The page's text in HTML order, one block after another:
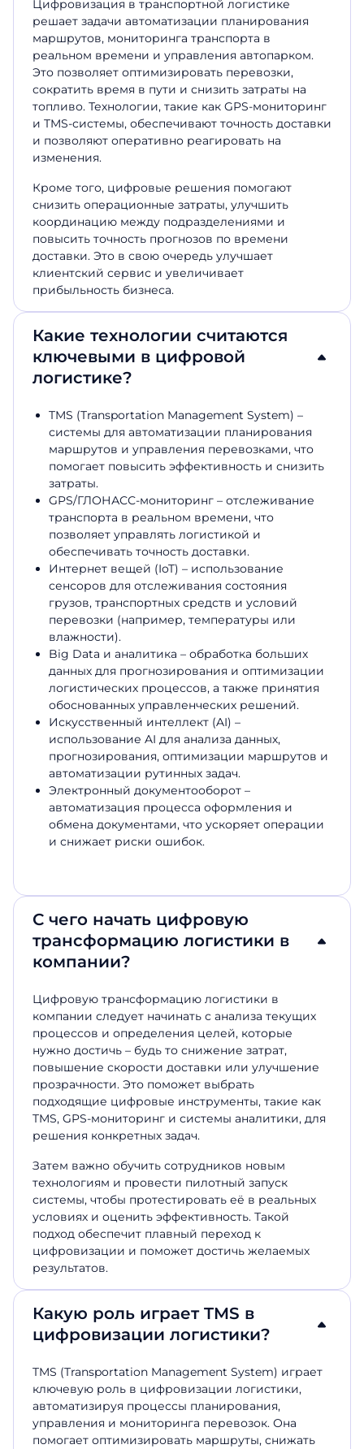
Цифровизация в транспортной логистике
решает задачи автоматизации планирования
маршрутов, мониторинга транспорта в
реальном времени и управления автопарком.
Это позволяет оптимизировать перевозки,
сократить время в пути и снизить затраты на
топливо. Технологии, такие как GPS-мониторинг
и TMS-системы, обеспечивают точность доставки
и позволяют оперативно реагировать на
изменения.
Кроме того, цифровые решения помогают
снизить операционные затраты, улучшить
координацию между подразделениями и
повысить точность прогнозов по времени
доставки. Это в свою очередь улучшает
клиентский сервис и увеличивает
прибыльность бизнеса.
Какие технологии считаются
ключевыми в цифровой
логистике?
TMS (Transportation Management System) –
системы для автоматизации планирования
маршрутов и управления перевозками, что
помогает повысить эффективность и снизить
затраты.
GPS/ГЛОНАСС-мониторинг – отслеживание
транспорта в реальном времени, что
позволяет управлять логистикой и
обеспечивать точность доставки.
Интернет вещей (IoT) – использование
сенсоров для отслеживания состояния
грузов, транспортных средств и условий
перевозки (например, температуры или
влажности).
Big Data и аналитика – обработка больших
данных для прогнозирования и оптимизации
логистических процессов, а также принятия
обоснованных управленческих решений.
Искусственный интеллект (AI) –
использование AI для анализа данных,
прогнозирования, оптимизации маршрутов и
автоматизации рутинных задач.
Электронный документооборот –
автоматизация процесса оформления и
обмена документами, что ускоряет операции
и снижает риски ошибок.
С чего начать цифровую
трансформацию логистики в
компании?
Цифровую трансформацию логистики в
компании следует начинать с анализа текущих
процессов и определения целей, которые
нужно достичь – будь то снижение затрат,
повышение скорости доставки или улучшение
прозрачности. Это поможет выбрать
подходящие цифровые инструменты, такие как
TMS, GPS-мониторинг и системы аналитики, для
решения конкретных задач.
Затем важно обучить сотрудников новым
технологиям и провести пилотный запуск
системы, чтобы протестировать её в реальных
условиях и оценить эффективность. Такой
подход обеспечит плавный переход к
цифровизации и поможет достичь желаемых
результатов.
Какую роль играет TMS в
цифровизации логистики?
TMS (Transportation Management System) играет
ключевую роль в цифровизации логистики,
автоматизируя процессы планирования,
управления и мониторинга перевозок. Она
помогает оптимизировать маршруты, снижать